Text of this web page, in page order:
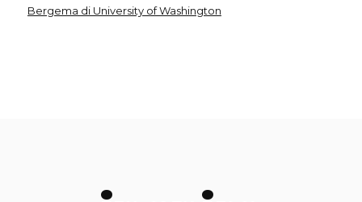
Bergema di University of Washington